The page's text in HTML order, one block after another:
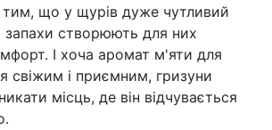
Статті
Думки
що у щурів дуже чутливий
запахи створюють для них
І хоча аромат м'яти для
свіжим і приємним, гризуни
місць, де він відчувається